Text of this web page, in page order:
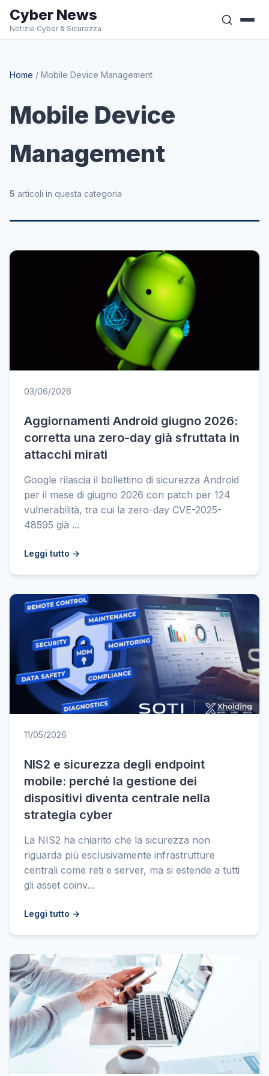
Cyber News
Notizie Cyber & Sicurezza
Home / Mobile Device Management
Mobile Device
Management
5 articoli in questa categoria
03/06/2026
Aggiornamenti Android giugno 2026:
corretta una zero-day già sfruttata in
attacchi mirati
Google rilascia il bollettino di sicurezza Android
per il mese di giugno 2026 con patch per 124
vulnerabilità, tra cui la zero-day CVE-2025-
48595 già ...
Leggi tutto →
11/05/2026
NIS2 e sicurezza degli endpoint
mobile: perché la gestione dei
dispositivi diventa centrale nella
strategia cyber
La NIS2 ha chiarito che la sicurezza non
riguarda più esclusivamente infrastrutture
centrali come reti e server, ma si estende a tutti
gli asset coinv...
Leggi tutto →